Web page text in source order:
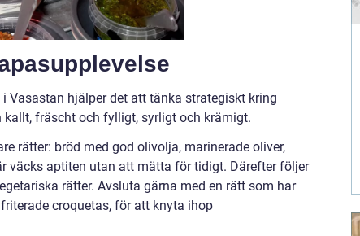
Vasastan hjälper det att tänka strategiskt kring
fräscht och fylligt, syrligt och krämigt.
rätter: bröd med god olivolja, marinerade oliver,
väcks aptiten utan att mätta för tidigt. Därefter följer
rätter. Avsluta gärna med en rätt som har
croquetas, för att knyta ihop